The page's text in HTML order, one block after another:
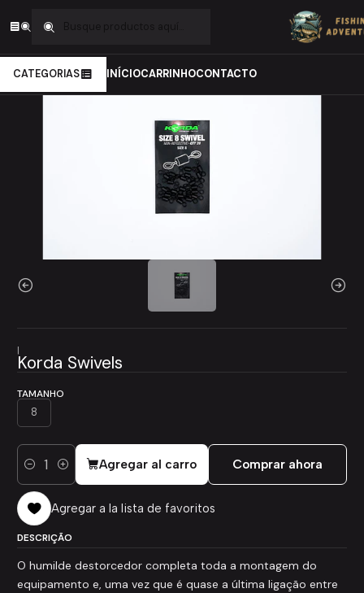
CATEGORIAS INÍCIOCARRINHOCONTACTO
Destorcedores e argolas
Korda Swivels
|
Korda Swivels
TAMANHO
8
Cantidad Agregar al carro Comprar ahora
Agregar a la lista de favoritos
DESCRIÇÃO
O humilde destorcedor completa toda a montagem do
equipamento e, uma vez que é quase a última ligação entre